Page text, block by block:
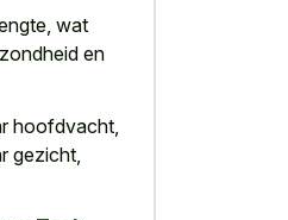
wat
en
hoofdvacht,
gezicht,